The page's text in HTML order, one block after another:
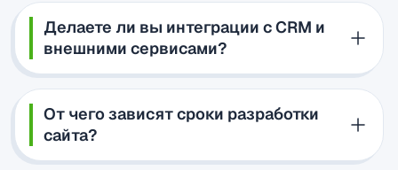
Делаете ли вы интеграции с CRM и
внешними сервисами?
От чего зависят сроки разработки
сайта?